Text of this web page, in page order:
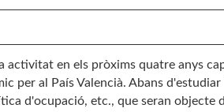
activitat en els pròxims quatre anys
per al País Valencià. Abans
d'ocupació, etc., que seran objecte